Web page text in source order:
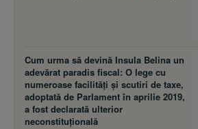
Cum urma să devină Insula Belina un
adevărat paradis fiscal: O lege cu
numeroase facilităţi şi scutiri de taxe,
adoptată de Parlament în aprilie 2019,
a fost declarată ulterior
neconstituţională